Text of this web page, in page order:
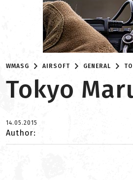
WMASG AIRSOFT GENERAL
Tokyo
14.05.2015
Author: